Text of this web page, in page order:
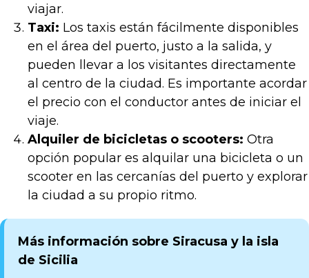
viajar.
Taxi: Los taxis están fácilmente disponibles
en el área del puerto, justo a la salida, y
pueden llevar a los visitantes directamente
al centro de la ciudad. Es importante acordar
el precio con el conductor antes de iniciar el
viaje.
Alquiler de bicicletas o scooters: Otra
opción popular es alquilar una bicicleta o un
scooter en las cercanías del puerto y explorar
la ciudad a su propio ritmo.
Más información sobre Siracusa y la isla
de Sicilia